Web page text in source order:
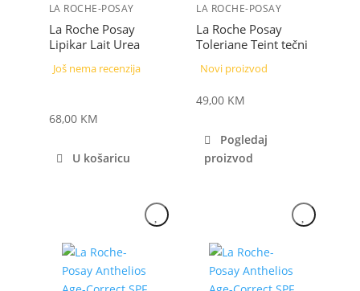
LA ROCHE-POSAY
La Roche Posay
Lipikar Lait Urea
Sindet AP+ 400 ml
Još nema recenzija
68,00 KM
U košaricu
LA ROCHE-POSAY
La Roche Posay
Toleriane Teint tečni
SPF25 30ml
Novi proizvod
49,00 KM
Pogledaj
proizvod